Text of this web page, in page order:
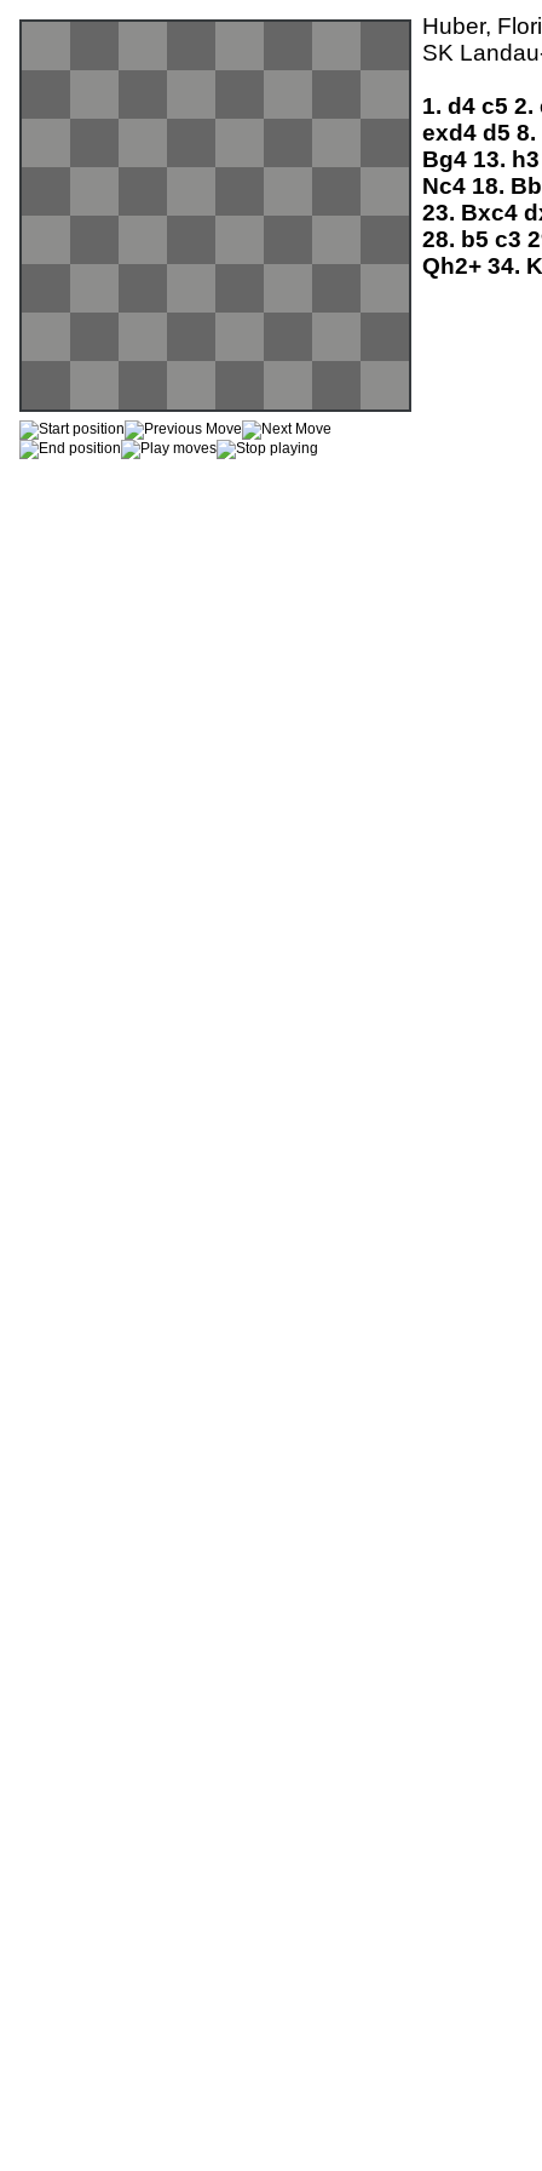
Huber,
SK
1. d4 c5 2.
exd4 d5 8.
Bg4 13.
Nc4 18.
23. Bxc4
28. b5 c3
Qh2+ 34.